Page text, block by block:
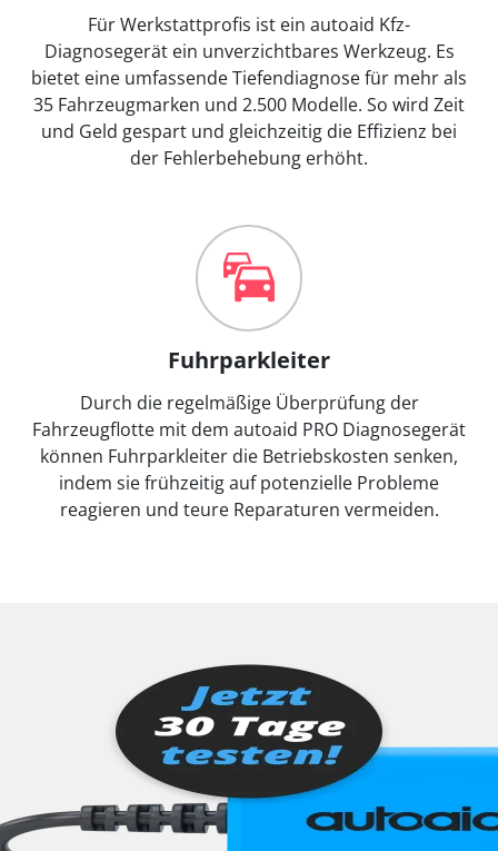
Für Werkstattprofis ist ein autoaid Kfz-
Diagnosegerät ein unverzichtbares Werkzeug. Es
bietet eine umfassende Tiefendiagnose für mehr als
35 Fahrzeugmarken und 2.500 Modelle. So wird Zeit
und Geld gespart und gleichzeitig die Effizienz bei
der Fehlerbehebung erhöht.
Fuhrparkleiter
Durch die regelmäßige Überprüfung der
Fahrzeugflotte mit dem autoaid PRO Diagnosegerät
können Fuhrparkleiter die Betriebskosten senken,
indem sie frühzeitig auf potenzielle Probleme
reagieren und teure Reparaturen vermeiden.